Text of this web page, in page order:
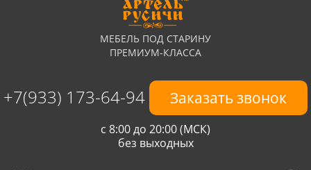
МЕБЕЛЬ ПОД СТАРИНУ
ПРЕМИУМ-КЛАССА
+7(933) 173-64-94 Заказать звонок
с 8:00 до 20:00 (МСК)
без выходных